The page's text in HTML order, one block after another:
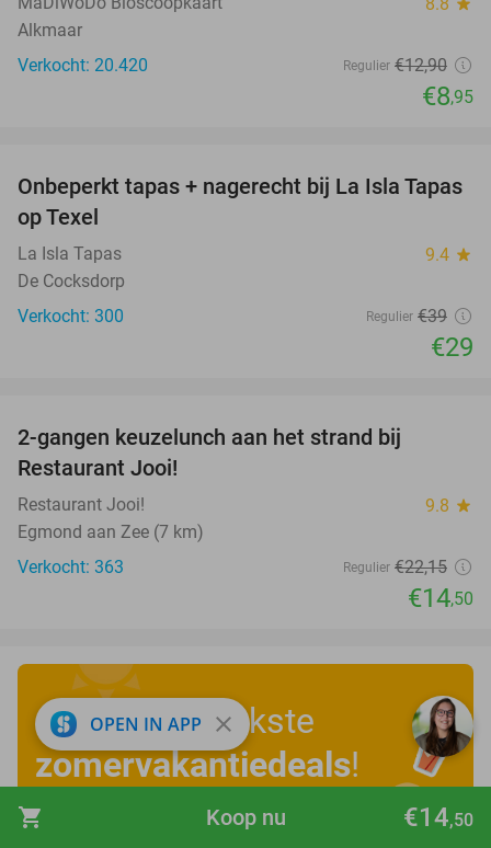
shopping_cart €14,50
Koop nu
Alkmaar
Verkocht: 20.420
Regulier €12,90
€8,95
26%
Onbeperkt tapas + nagerecht bij La Isla Tapas
op Texel
La Isla Tapas 9.4 star
De Cocksdorp
Verkocht: 300
Regulier €39
€29
2-gangen keuzelunch aan het strand bij
Restaurant Jooi!
Restaurant Jooi! 9.8 star
Egmond aan Zee (7 km)
Verkocht: 363
Regulier €22,15
€14,50
Ontdek de leukste
zomervakantiedeals!
OPEN IN APP close